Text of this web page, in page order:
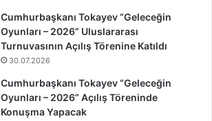
Cumhurbaşkanı Tokayev “Geleceğin
Oyunları – 2026” Uluslararası
Turnuvasının Açılış Törenine Katıldı
30.07.2026
Cumhurbaşkanı Tokayev “Geleceğin
Oyunları – 2026” Açılış Töreninde
Konuşma Yapacak